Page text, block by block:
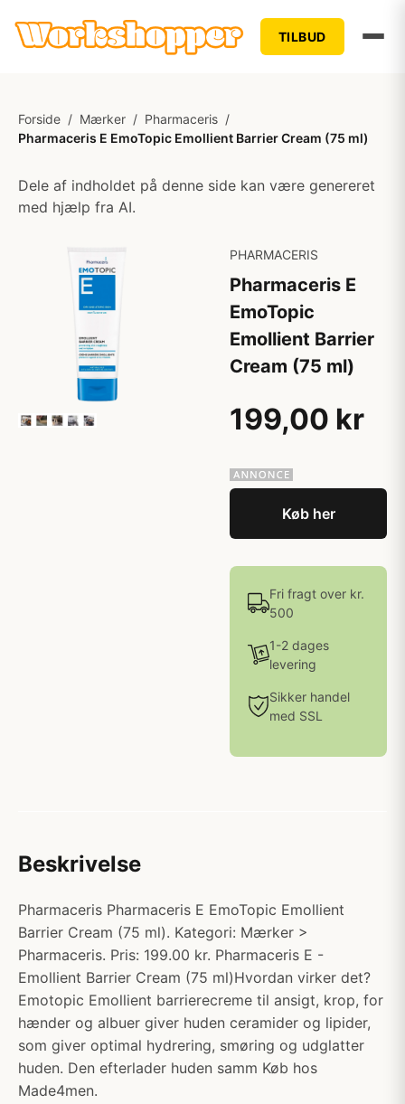
TILBUD
Forside / Mærker / Pharmaceris /
Pharmaceris E EmoTopic Emollient Barrier Cream (75 ml)
Dele af indholdet på denne side kan være genereret
med hjælp fra AI.
PHARMACERIS
Pharmaceris E
EmoTopic
Emollient Barrier
Cream (75 ml)
199,00 kr
Køb her
Fri fragt over kr.
500
1-2 dages
levering
Sikker handel
med SSL
Beskrivelse
Pharmaceris Pharmaceris E EmoTopic Emollient
Barrier Cream (75 ml). Kategori: Mærker >
Pharmaceris. Pris: 199.00 kr. Pharmaceris E -
Emollient Barrier Cream (75 ml)Hvordan virker det?
Emotopic Emollient barrierecreme til ansigt, krop, for
hænder og albuer giver huden ceramider og lipider,
som giver optimal hydrering, smøring og udglatter
huden. Den efterlader huden samm Køb hos
Made4men.